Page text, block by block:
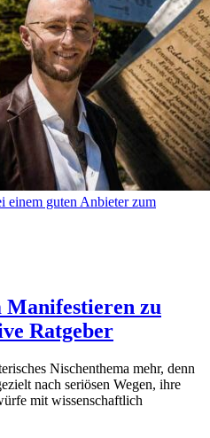
Manifestieren zu
Ratgeber
Nischenthema mehr, denn
nach seriösen Wegen, ihre
mit wissenschaftlich